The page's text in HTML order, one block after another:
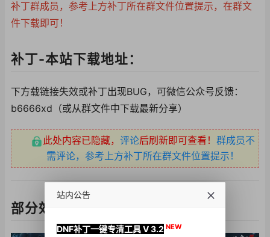
补丁群成员，参考上方补丁所在群文件位置提示，在群文
件下载即可！
补丁-本站下载地址：
下方载链接失效或补丁出现BUG，可微信公众号反馈：
b6666xd（或从群文件中下载最新分享）
此处内容已隐藏， 评论后刷新即可查看！ 群成员不
需评论，参考上方补丁所在群文件位置提示！
部分效果图演示：
站内公告
DNF补丁一键专清工具 V 3.2 NEW